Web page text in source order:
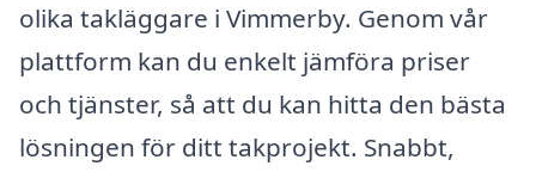
olika takläggare i Vimmerby. Genom vår
plattform kan du enkelt jämföra priser
och tjänster, så att du kan hitta den bästa
lösningen för ditt takprojekt. Snabbt,